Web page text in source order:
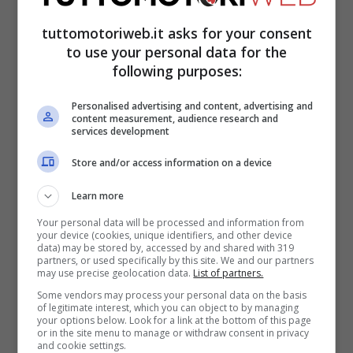
I problemi Honda, Pol
Espargaro spera in un
futuro migliore
Pol Espargaro
fatti dallaHonda : “Nelle ultime gare
abbiamo lavora in quella direzione.
Abbiamo cercato di fare il massimo con il
pacchetto che avevamo cercando di
gestire e pensando all’anno prossimo.
tuttomotoriweb.it asks for your consent
to use your personal data for the
following purposes:
Personalised advertising and content, advertising and
content measurement, audience research and
services development
Store and/or access information on a device
Learn more
Your personal data will be processed and information from
your device (cookies, unique identifiers, and other device
data) may be stored by, accessed by and shared with 319
partners, or used specifically by this site. We and our partners
may use precise geolocation data. List of partners.
Some vendors may process your personal data on the basis
of legitimate interest, which you can object to by managing
your options below. Look for a link at the bottom of this page
or in the site menu to manage or withdraw consent in privacy
and cookie settings.